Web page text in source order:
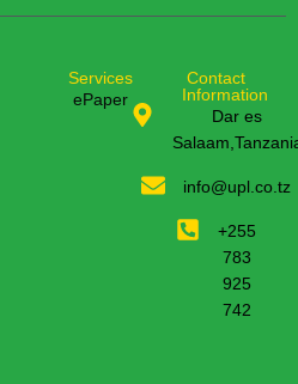
Services
ePaper
Contact
Information
Dar es
info@upl.co.tz
+255
783
925
742